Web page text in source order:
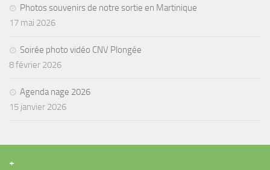
Agenda
Les Palmes du Lac
Résultats Compétitions
MATERIEL
Section Matériel
Occasions
Photos souvenirs de notre sortie en Martinique
17 mai 2026
Soirée photo vidéo CNV Plongée
8 février 2026
Agenda nage 2026
15 janvier 2026
+